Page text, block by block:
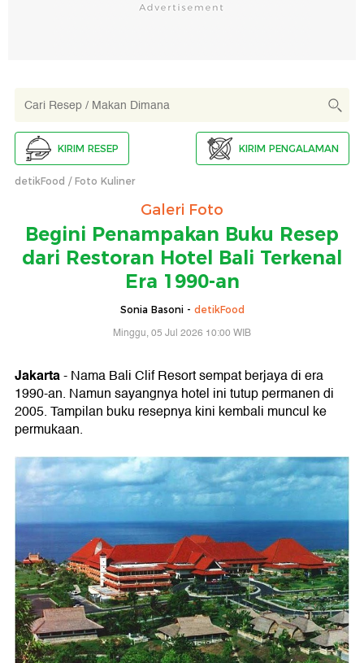
KIRIM RESEP KIRIM PENGALAMAN
detikFood Foto Kuliner
Galeri Foto
Begini Penampakan Buku Resep
dari Restoran Hotel Bali Terkenal
Era 1990-an
Sonia Basoni - detikFood
Minggu, 05 Jul 2026 10:00 WIB
Jakarta- Nama Bali Clif Resort sempat berjaya di era
1990-an. Namun sayangnya hotel ini tutup permanen di
2005. Tampilan buku resepnya kini kembali muncul ke
permukaan.